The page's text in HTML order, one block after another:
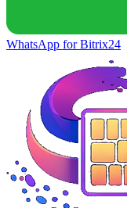
WhatsApp for Bitrix24